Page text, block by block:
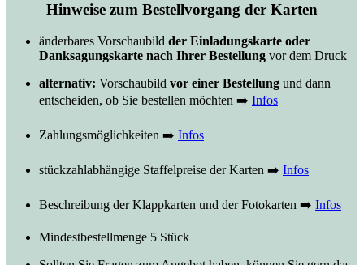
Hinweise zum Bestellvorgang der Karten
änderbares Vorschaubild der Einladungskarte oder
Danksagungskarte nach Ihrer Bestellung vor dem Druck
alternativ: Vorschaubild vor einer Bestellung und dann
entscheiden, ob Sie bestellen möchten ➡️ Infos
Zahlungsmöglichkeiten ➡️ Infos
stückzahlabhängige Staffelpreise der Karten ➡️ Infos
Beschreibung der Klappkarten und der Fotokarten ➡️ Infos
Mindestbestellmenge 5 Stück